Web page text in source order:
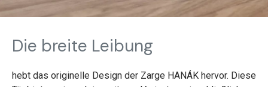
Die breite Leibung
hebt das originelle Design der Zarge HANÁK hervor. Diese